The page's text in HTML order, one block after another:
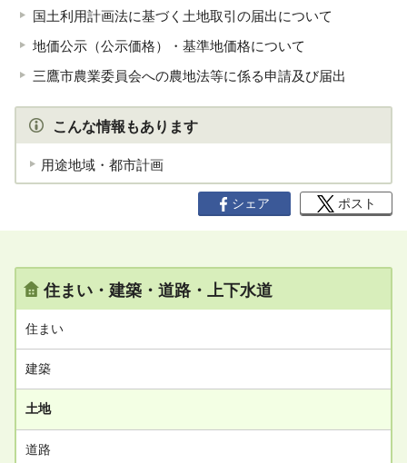
国土利用計画法に基づく土地取引の届出について
地価公示（公示価格）・基準地価格について
三鷹市農業委員会への農地法等に係る申請及び届出
こんな情報もあります
用途地域・都市計画
シェア ポスト
住まい・建築・道路・上下水道
住まい
建築
土地
道路